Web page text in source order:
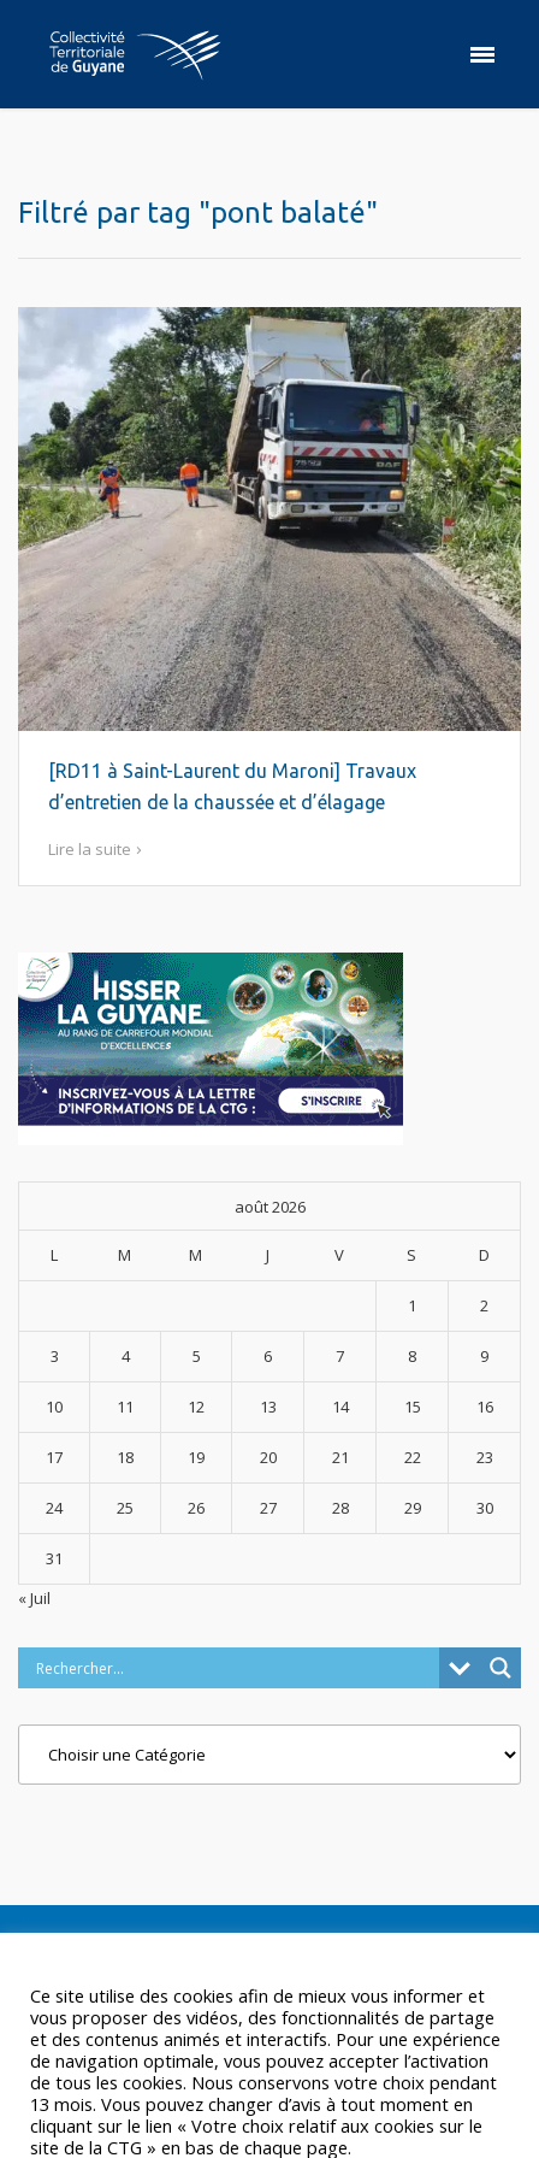
Filtré par tag "pont balaté"
[RD11 à Saint-Laurent du Maroni] Travaux
d’entretien de la chaussée et d’élagage
Lire la suite
août 2026
L M M J V S D
1 2
3 4 5 6 7 8 9
10 11 12 13 14 15 16
17 18 19 20 21 22 23
24 25 26 27 28 29 30
31
« Juil
Ce site utilise des cookies afin de mieux vous informer et
vous proposer des vidéos, des fonctionnalités de partage
et des contenus animés et interactifs. Pour une expérience
de navigation optimale, vous pouvez accepter l’activation
de tous les cookies. Nous conservons votre choix pendant
13 mois. Vous pouvez changer d’avis à tout moment en
cliquant sur le lien « Votre choix relatif aux cookies sur le
site de la CTG » en bas de chaque page.